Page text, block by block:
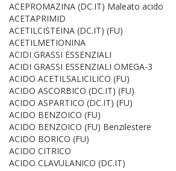
ACEPROMAZINA (DC.IT) Maleato acido
ACETAPRIMID
ACETILCISTEINA (DC.IT) (FU)
ACETILMETIONINA
ACIDI GRASSI ESSENZIALI
ACIDI GRASSI ESSENZIALI OMEGA-3
ACIDO ACETILSALICILICO (FU)
ACIDO ASCORBICO (DC.IT) (FU)
ACIDO ASPARTICO (DC.IT) (FU)
ACIDO BENZOICO (FU)
ACIDO BENZOICO (FU) Benzilestere
ACIDO BORICO (FU)
ACIDO CITRICO
ACIDO CLAVULANICO (DC.IT)